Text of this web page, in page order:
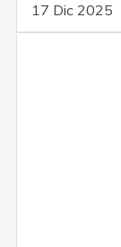
17 Dic 2025